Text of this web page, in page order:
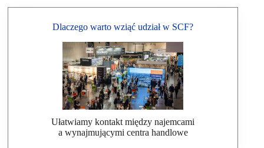
Dlaczego warto wziąć udział w SCF?
Ułatwiamy kontakt między najemcami
a wynajmującymi centra handlowe